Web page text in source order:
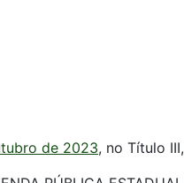
de 2023, no Título